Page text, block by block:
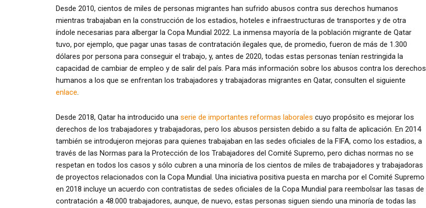
Desde 2010, cientos de miles de personas migrantes han sufrido abusos contra sus derechos humanos
mientras trabajaban en la construcción de los estadios, hoteles e infraestructuras de transportes y de otra
índole necesarias para albergar la Copa Mundial 2022. La inmensa mayoría de la población migrante de Qatar
tuvo, por ejemplo, que pagar unas tasas de contratación ilegales que, de promedio, fueron de más de 1.300
dólares por persona para conseguir el trabajo, y, antes de 2020, todas estas personas tenían restringida la
capacidad de cambiar de empleo y de salir del país. Para más información sobre los abusos contra los derechos
humanos a los que se enfrentan los trabajadores y trabajadoras migrantes en Qatar, consulten el siguiente
enlace.
Desde 2018, Qatar ha introducido una serie de importantes reformas laborales cuyo propósito es mejorar los
derechos de los trabajadores y trabajadoras, pero los abusos persisten debido a su falta de aplicación. En 2014
también se introdujeron mejoras para quienes trabajaban en las sedes oficiales de la FIFA, como los estadios, a
través de las Normas para la Protección de los Trabajadores del Comité Supremo, pero dichas normas no se
respetan en todos los casos y sólo cubren a una minoría de los cientos de miles de trabajadores y trabajadoras
de proyectos relacionados con la Copa Mundial. Una iniciativa positiva puesta en marcha por el Comité Supremo
en 2018 incluye un acuerdo con contratistas de sedes oficiales de la Copa Mundial para reembolsar las tasas de
contratación a 48.000 trabajadores, aunque, de nuevo, estas personas siguen siendo una minoría de todas las